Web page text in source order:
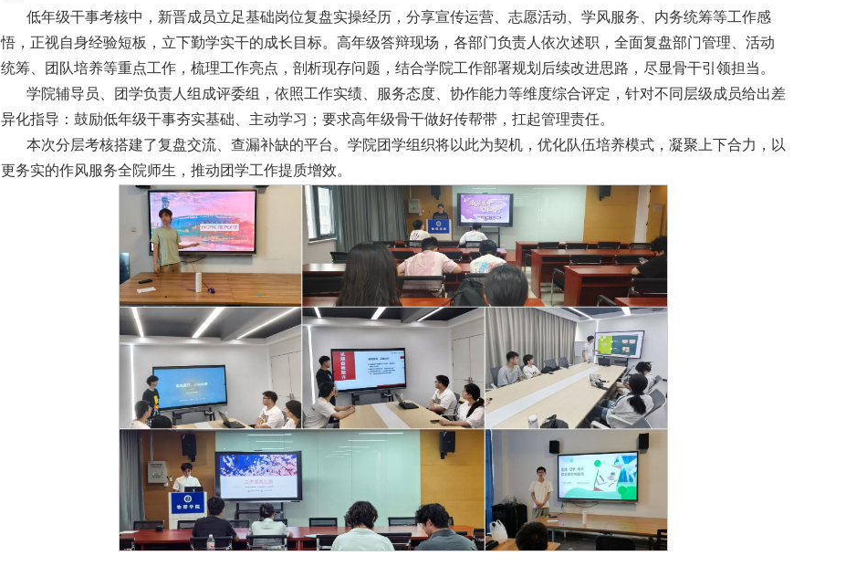
低年级干事考核中，新晋成员立足基础岗位复盘实操经历，分享宣传运营、志愿活动、学风服务、内务统筹等工作感
悟，正视自身经验短板，立下勤学实干的成长目标。高年级答辩现场，各部门负责人依次述职，全面复盘部门管理、活动
统筹、团队培养等重点工作，梳理工作亮点，剖析现存问题，结合学院工作部署规划后续改进思路，尽显骨干引领担当。
学院辅导员、团学负责人组成评委组，依照工作实绩、服务态度、协作能力等维度综合评定，针对不同层级成员给出差
异化指导：鼓励低年级干事夯实基础、主动学习；要求高年级骨干做好传帮带，扛起管理责任。
本次分层考核搭建了复盘交流、查漏补缺的平台。学院团学组织将以此为契机，优化队伍培养模式，凝聚上下合力，以
更务实的作风服务全院师生，推动团学工作提质增效。